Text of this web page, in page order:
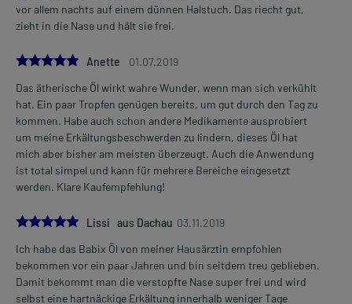
vor allem nachts auf einem dünnen Halstuch. Das riecht gut,
zieht in die Nase und hält sie frei.
5.0Anette
01.07.2019
Das ätherische Öl wirkt wahre Wunder, wenn man sich verkühlt
hat. Ein paar Tropfen genügen bereits, um gut durch den Tag zu
kommen. Habe auch schon andere Medikamente ausprobiert
um meine Erkältungsbeschwerden zu lindern, dieses Öl hat
mich aber bisher am meisten überzeugt. Auch die Anwendung
ist total simpel und kann für mehrere Bereiche eingesetzt
werden. Klare Kaufempfehlung!
5.0Lissi aus Dachau 03.11.2019
Ich habe das Babix Öl von meiner Hausärztin empfohlen
bekommen vor ein paar Jahren und bin seitdem treu geblieben.
Damit bekommt man die verstopfte Nase super frei und wird
selbst eine hartnäckige Erkältung innerhalb weniger Tage